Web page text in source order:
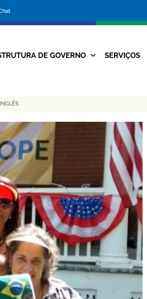
da
Prefeitura
Navegação
DE GOVERNO SERVIÇOS